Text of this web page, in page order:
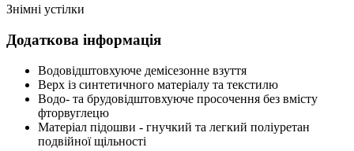
Знімні устілки
Додаткова інформація
Водовідштовхуюче демісезонне взуття
Верх із синтетичного матеріалу та текстилю
Водо- та брудовідштовхуюче просочення без вмісту
фторвуглецю
Матеріал підошви - гнучкий та легкий поліуретан
подвійної щільності